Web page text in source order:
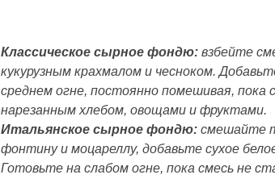
Классическое сырное фондю: взбейте
кукурузным крахмалом и чесноком.
среднем огне, постоянно помешивая,
нарезанным хлебом, овощами и фруктами.
Итальянское сырное фондю: смешайте
фонтину и моцареллу, добавьте сухое
Готовьте на слабом огне, пока смесь не